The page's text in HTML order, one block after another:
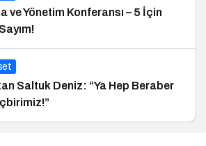
ve Yönetim Konferansı – 5 İçin
Saltuk Deniz: “Ya Hep Beraber